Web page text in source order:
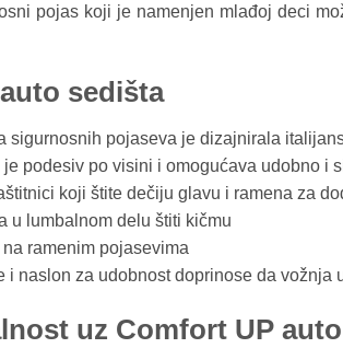
pojas koji je namenjen mlađoj deci
sedišta
sigurnosnih pojaseva je dizajnirala
podesiv po visini i omogućava udobno i
koji štite dečiju glavu i ramena za
u lumbalnom delu štiti kičmu
ramenim pojasevima
i naslon za udobnost doprinose da
uz Comfort UP